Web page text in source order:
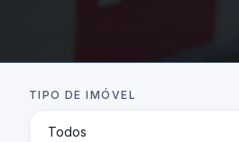
TIPO DE IMÓVEL